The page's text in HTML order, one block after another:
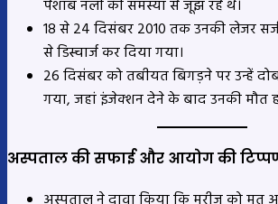
पेशाब नली की समस्या से जूझ रहे थे।
18 से 24 दिसंबर 2010 तक उनकी लेजर
से डिस्चार्ज कर दिया गया।
26 दिसंबर को तबीयत बिगड़ने पर उन्हें
गया, जहां इंजेक्शन देने के बाद उनकी मौत
अस्पताल की सफाई और आयोग की